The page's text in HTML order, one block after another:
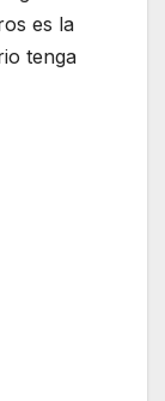
es la
tenga